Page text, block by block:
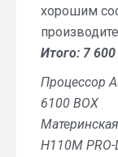
хорошим
Итого: 7 600
Процессор
6100 BOX
H110M PRO-